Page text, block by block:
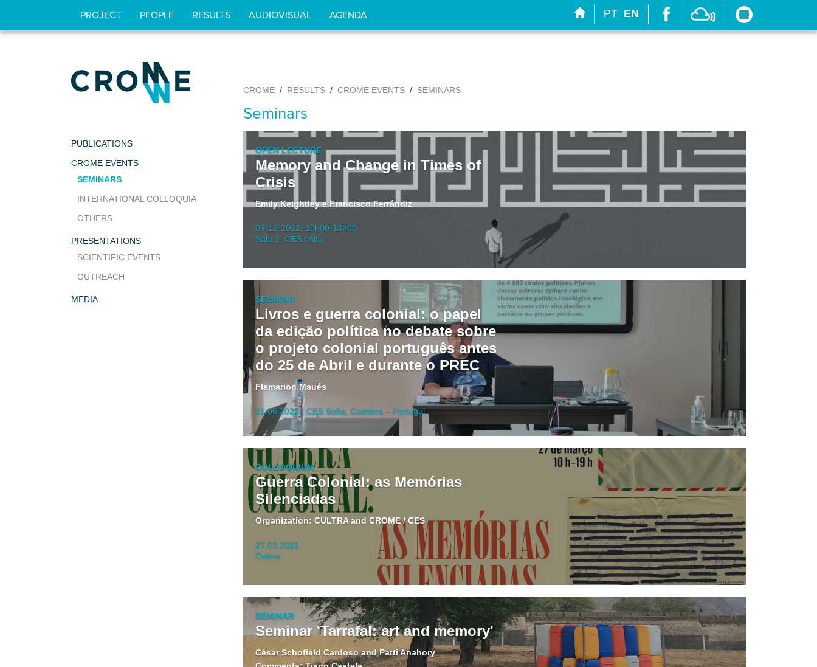
PROJECT PEOPLE RESULTS AUDIOVISUAL AGENDA EN
PT
PUBLICATIONS
CROME EVENTS
SEMINARS
INTERNATIONAL COLLOQUIA
OTHERS
PRESENTATIONS
SCIENTIFIC EVENTS
OUTREACH
MEDIA
CROME / RESULTS / CROME EVENTS / SEMINARS
Seminars
OPEN LECTURE
Memory and Change in Times of
Crisis
Emily Keightley e Francisco Ferrándiz
09-12-2022, 10h00-13h00
Sala 1, CES | Alta
SEMINAR
Livros e guerra colonial: o papel
da edição política no debate sobre
o projeto colonial português antes
do 25 de Abril e durante o PREC
Flamarion Maués
21.06.2022 | CES Sofia, Coimbra – Portugal
COLLOQUIUM
Guerra Colonial: as Memórias
Silenciadas
Organization: CULTRA and CROME / CES
27.03.2021
Online
SEMINAR
Seminar 'Tarrafal: art and memory'
César Schofield Cardoso and Patti Anahory